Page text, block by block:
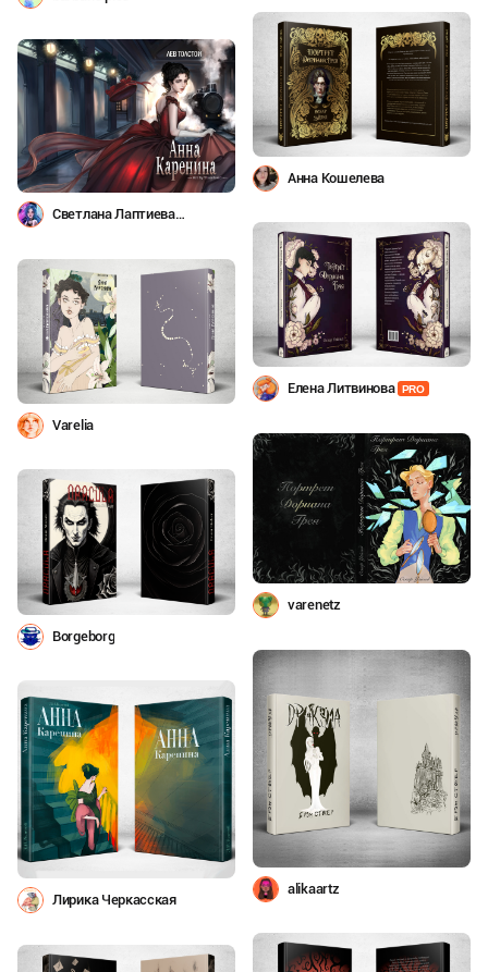
Анна Кошелева
Светлана Лаптиева
Елена Литвинова PRO
Varelia
varenetz
Borgeborg
alikaartz
Лирика Черкасская